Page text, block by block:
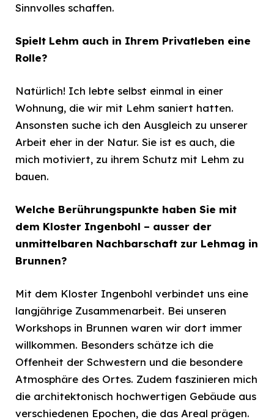
Sinnvolles schaffen.
Spielt Lehm auch in Ihrem Privatleben eine
Rolle?
Natürlich! Ich lebte selbst einmal in einer
Wohnung, die wir mit Lehm saniert hatten.
Ansonsten suche ich den Ausgleich zu unserer
Arbeit eher in der Natur. Sie ist es auch, die
mich motiviert, zu ihrem Schutz mit Lehm zu
bauen.
Welche Berührungspunkte haben Sie mit
dem Kloster Ingenbohl – ausser der
unmittelbaren Nachbarschaft zur Lehmag in
Brunnen?
Mit dem Kloster Ingenbohl verbindet uns eine
langjährige Zusammenarbeit. Bei unseren
Workshops in Brunnen waren wir dort immer
willkommen. Besonders schätze ich die
Offenheit der Schwestern und die besondere
Atmosphäre des Ortes. Zudem faszinieren mich
die architektonisch hochwertigen Gebäude aus
verschiedenen Epochen, die das Areal prägen.